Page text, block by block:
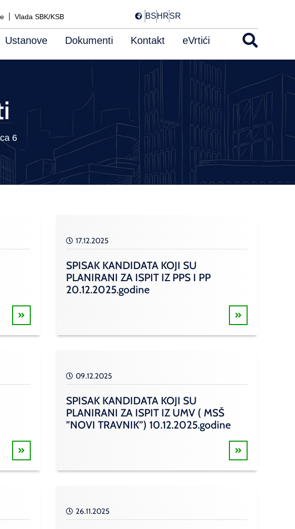
Vlada SBK/KSB BSHRSR
Ustanove Dokumenti Kontakt eVrtići
6
17.12.2025
SPISAK KANDIDATA KOJI SU
PLANIRANI ZA ISPIT IZ PPS I PP
20.12.2025.godine
09.12.2025
SPISAK KANDIDATA KOJI SU
PLANIRANI ZA ISPIT IZ UMV ( MSŠ
”NOVI TRAVNIK”) 10.12.2025.godine
26.11.2025